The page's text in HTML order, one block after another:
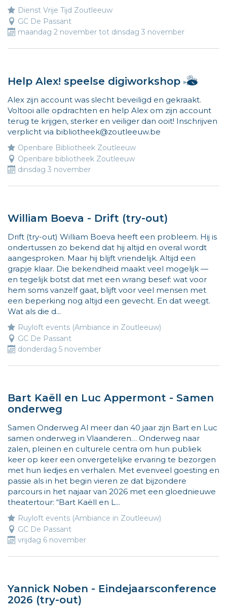
info
op
Dienst Vrije Tijd Zoutleeuw
GC De Passant
maandag 2 november tot dinsdag 3 november
Help Alex! speelse digiworkshop
Hallo,
ben
Vlieg
en
Meer
info
Alex zijn account was slecht beveiligd en gekraakt.
Voltooi alle opdrachten en help Alex om zijn account
terug te krijgen, sterker en veiliger dan ooit! Inschrijven
verplicht via bibliotheek@zoutleeuw.be
Openbare Bibliotheek Zoutleeuw
Openbare bibliotheek Zoutleeuw
dinsdag 3 november
William Boeva - Drift (try-out)
Drift (try-out) William Boeva heeft een probleem. Hij is
ondertussen zo bekend dat hij altijd en overal wordt
aangesproken. Maar hij blijft vriendelijk. Altijd een
grapje klaar. Die bekendheid maakt veel mogelijk —
en tegelijk botst dat met een wrang besef: wat voor
hem soms vanzelf gaat, blijft voor veel mensen met
een beperking nog altijd een gevecht. En dat weegt.
Wat als die d...
Ruyloft events (Ambiance in Zoutleeuw)
GC De Passant
donderdag 5 november
Bart Kaëll en Luc Appermont - Samen
onderweg
Samen Onderweg Al meer dan 40 jaar zijn Bart en Luc
samen onderweg in Vlaanderen… Onderweg naar
zalen, pleinen en culturele centra om hun publiek
keer op keer een onvergetelijke ervaring te bezorgen
met hun liedjes en verhalen. Met evenveel goesting en
passie als in het begin vieren ze dat bijzondere
parcours in het najaar van 2026 met een gloednieuwe
theatertour: “Bart Kaëll en L...
Ruyloft events (Ambiance in Zoutleeuw)
GC De Passant
vrijdag 6 november
Yannick Noben - Eindejaarsconference
2026 (try-out)